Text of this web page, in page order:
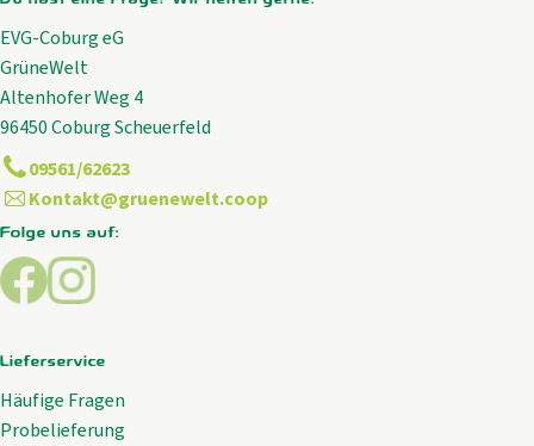
EVG-Coburg eG
GrüneWelt
Altenhofer Weg 4
96450 Coburg Scheuerfeld
09561/62623
Kontakt@gruenewelt.coop
Folge uns auf:
Externer Link zu https://www.facebook.com/
Externer Link zu https://www.instagram.com/
Lieferservice
Häufige Fragen
Probelieferung